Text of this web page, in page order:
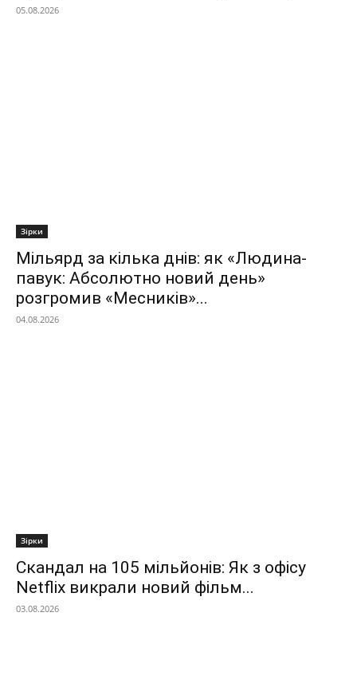
05.08.2026
Зірки
Мільярд за кілька днів: як «Людина-
павук: Абсолютно новий день»
розгромив «Месників»...
04.08.2026
Зірки
Скандал на 105 мільйонів: Як з офісу
Netflix викрали новий фільм...
03.08.2026